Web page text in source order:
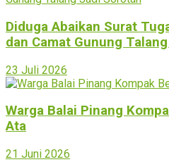
Diduga Abaikan Surat
dan Camat Gunung
23 Juli 2026
Warga Balai Pinang
Ata
21 Juni 2026